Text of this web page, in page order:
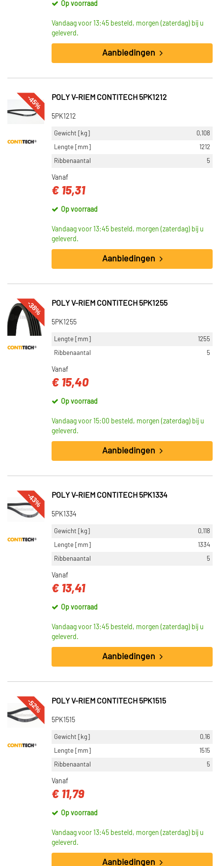
Op voorraad
Vandaag voor 13:45 besteld, morgen (zaterdag) bij u
geleverd.
Aanbiedingen
-45% POLY V-RIEM CONTITECH 5PK1212
5PK1212
Gewicht [kg]
0,108
Lengte [mm]
1212
Ribbenaantal
5
Vanaf
€ 15,31
Op voorraad
Vandaag voor 13:45 besteld, morgen (zaterdag) bij u
geleverd.
Aanbiedingen
-38% POLY V-RIEM CONTITECH 5PK1255
5PK1255
Lengte [mm]
1255
Ribbenaantal
5
Vanaf
€ 15,40
Op voorraad
Vandaag voor 15:00 besteld, morgen (zaterdag) bij u
geleverd.
Aanbiedingen
-43% POLY V-RIEM CONTITECH 5PK1334
5PK1334
Gewicht [kg]
0,118
Lengte [mm]
1334
Ribbenaantal
5
Vanaf
€ 13,41
Op voorraad
Vandaag voor 13:45 besteld, morgen (zaterdag) bij u
geleverd.
Aanbiedingen
-52% POLY V-RIEM CONTITECH 5PK1515
5PK1515
Gewicht [kg]
0,16
Lengte [mm]
1515
Ribbenaantal
5
Vanaf
€ 11,79
Op voorraad
Vandaag voor 13:45 besteld, morgen (zaterdag) bij u
geleverd.
Aanbiedingen